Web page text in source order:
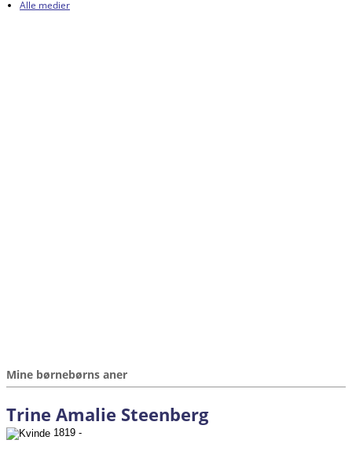
Alle medier
Mine børnebørns aner
Trine Amalie Steenberg
1819 -